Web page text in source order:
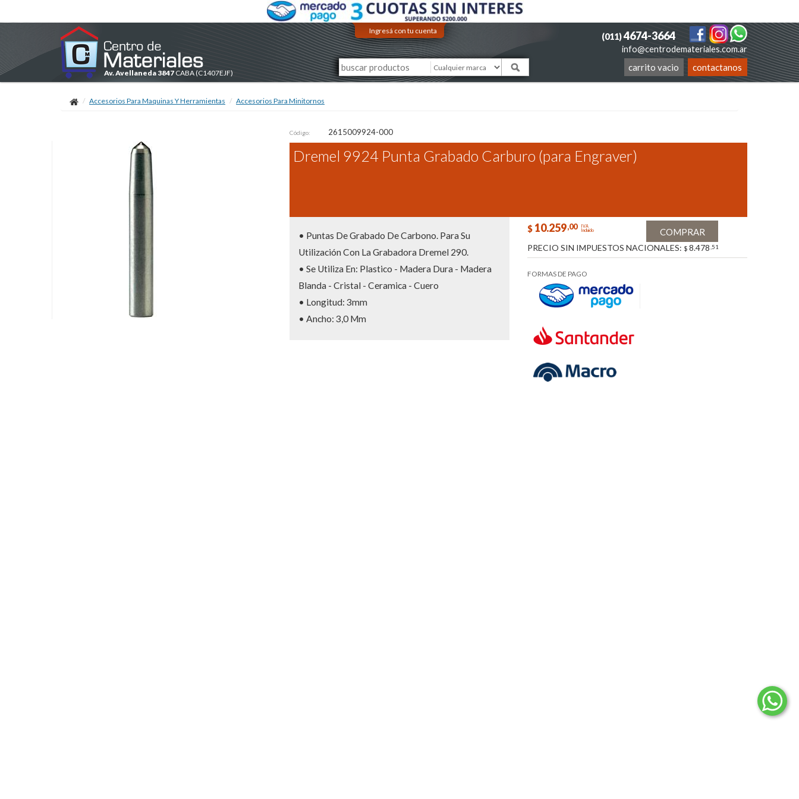
Ingresá con tu cuenta
info@centrodemateriales.com.ar
Av. Avellaneda 3847 CABA(C1407EJF)
(011)4674-3664
contactanos
carrito vacio
Accesorios Para Maquinas Y Herramientas Accesorios Para Minitornos
Código: 2615009924-000
Dremel 9924 Punta Grabado Carburo (para Engraver)
$ 10.259,00 IVA
Incluido COMPRAR
PRECIO SIN IMPUESTOS NACIONALES: $ 8.478 ,51
FORMAS DE PAGO
• Puntas De Grabado De Carbono. Para Su
Utilización Con La Grabadora Dremel 290.
• Se Utiliza En: Plastico - Madera Dura - Madera
Blanda - Cristal - Ceramica - Cuero
• Longitud: 3mm
• Ancho: 3,0 Mm